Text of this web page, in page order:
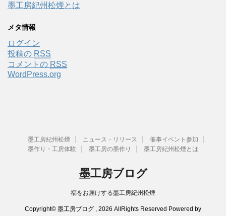
墨工房紀州松煙とは
メタ情報
ログイン
投稿の RSS
コメントの RSS
WordPress.org
墨工房紀州松煙 ニュース・リリース
催事イベント参加
墨作り・工房体験
墨工房の墨作り 墨工房紀州松煙とは
墨工房ブログ
福をお届けする墨工房紀州松煙
Copyright© 墨工房ブログ , 2026 AllRights Reserved Powered by